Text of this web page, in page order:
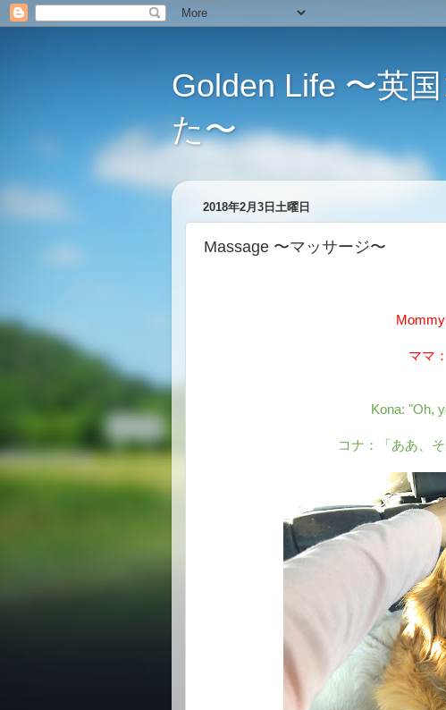
Golden Life 〜英
た〜
2018年2月3日土曜日
Massage 〜マッサージ〜
ママ
Kona: "Oh,
コナ：「ああ、